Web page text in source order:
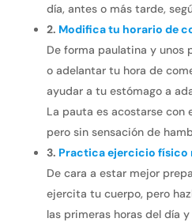
día, antes o más tarde,
2. Modifica tu horario de
De forma paulatina y unos
o adelantar tu hora de
ayudar a tu estómago a
La pauta es acostarse con
pero sin sensación de
3. Practica ejercicio físico
De cara a estar mejor
ejercita tu cuerpo, pero
las primeras horas del día